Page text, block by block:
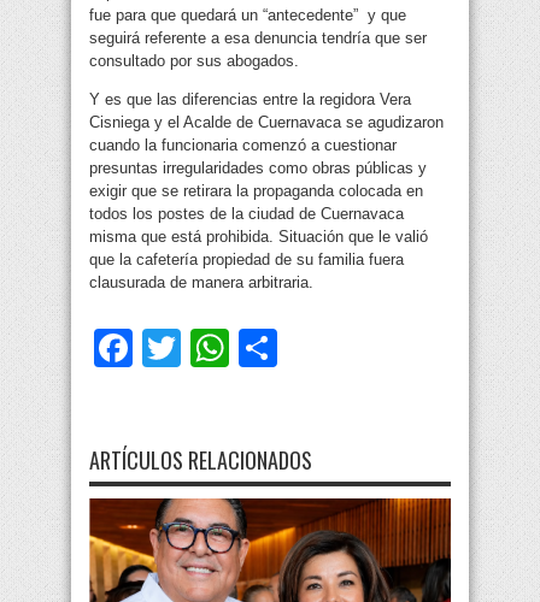
fue para que quedará un “antecedente” y que
seguirá referente a esa denuncia tendría que ser
consultado por sus abogados.
Y es que las diferencias entre la regidora Vera
Cisniega y el Acalde de Cuernavaca se agudizaron
cuando la funcionaria comenzó a cuestionar
presuntas irregularidades como obras públicas y
exigir que se retirara la propaganda colocada en
todos los postes de la ciudad de Cuernavaca
misma que está prohibida. Situación que le valió
que la cafetería propiedad de su familia fuera
clausurada de manera arbitraria.
Facebook
TwitterWhatsApp
ARTÍCULOS RELACIONADOS